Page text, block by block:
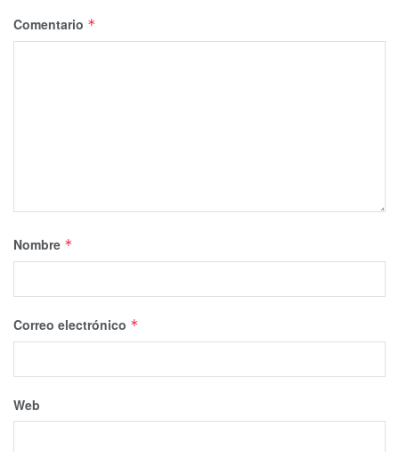
Comentario *
Nombre *
Correo electrónico *
Web